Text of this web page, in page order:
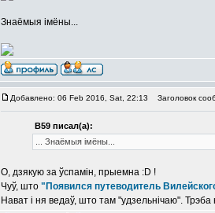
Знаёмыя імёны...
Добавлено: 06 Feb 2016, Sat, 22:13 Заголовок
В59 писал(а):
... Знаёмыя імёны...
О, дзякую за ўспамін, прыемна :D !
Чуў, што "Появился путеводитель
Нават і ня ведаў, што там "удзельнічаю".